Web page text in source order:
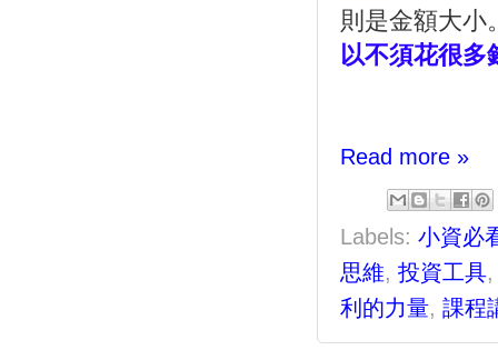
則是金額大小
以不須花很
Read more »
Labels: 小資必
思維, 投資工具
利的力量, 課程